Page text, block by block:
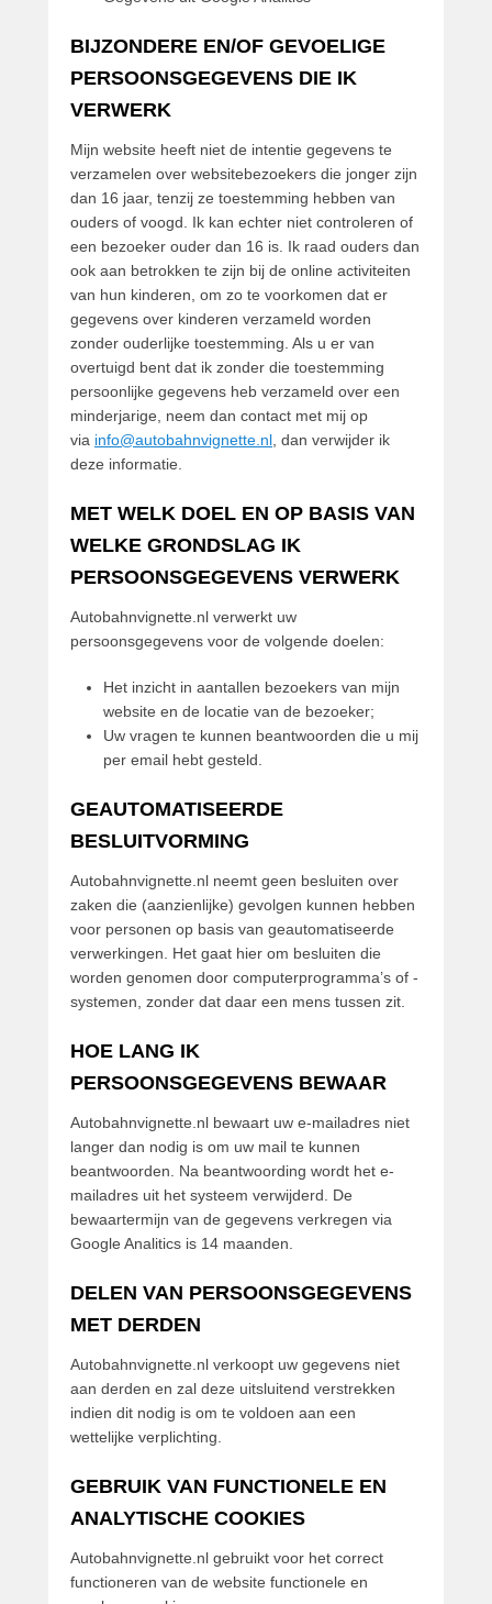
BIJZONDERE EN/OF GEVOELIGE
PERSOONSGEGEVENS DIE IK
VERWERK
Mijn website heeft niet de intentie gegevens te
verzamelen over websitebezoekers die jonger zijn
dan 16 jaar, tenzij ze toestemming hebben van
ouders of voogd. Ik kan echter niet controleren of
een bezoeker ouder dan 16 is. Ik raad ouders dan
ook aan betrokken te zijn bij de online activiteiten
van hun kinderen, om zo te voorkomen dat er
gegevens over kinderen verzameld worden
zonder ouderlijke toestemming. Als u er van
overtuigd bent dat ik zonder die toestemming
persoonlijke gegevens heb verzameld over een
minderjarige, neem dan contact met mij op
via info@autobahnvignette.nl , dan verwijder ik
deze informatie.
MET WELK DOEL EN OP BASIS VAN
WELKE GRONDSLAG IK
PERSOONSGEGEVENS VERWERK
Autobahnvignette.nl verwerkt uw
persoonsgegevens voor de volgende doelen:
Het inzicht in aantallen bezoekers van mijn
website en de locatie van de bezoeker;
Uw vragen te kunnen beantwoorden die u mij
per email hebt gesteld.
GEAUTOMATISEERDE
BESLUITVORMING
Autobahnvignette.nl neemt geen besluiten over
zaken die (aanzienlijke) gevolgen kunnen hebben
voor personen op basis van geautomatiseerde
verwerkingen. Het gaat hier om besluiten die
worden genomen door computerprogramma’s of -
systemen, zonder dat daar een mens tussen zit.
HOE LANG IK
PERSOONSGEGEVENS BEWAAR
Autobahnvignette.nl bewaart uw e-mailadres niet
langer dan nodig is om uw mail te kunnen
beantwoorden. Na beantwoording wordt het e-
mailadres uit het systeem verwijderd. De
bewaartermijn van de gegevens verkregen via
Google Analitics is 14 maanden.
DELEN VAN PERSOONSGEGEVENS
MET DERDEN
Autobahnvignette.nl verkoopt uw gegevens niet
aan derden en zal deze uitsluitend verstrekken
indien dit nodig is om te voldoen aan een
wettelijke verplichting.
GEBRUIK VAN FUNCTIONELE EN
ANALYTISCHE COOKIES
Autobahnvignette.nl gebruikt voor het correct
functioneren van de website functionele en